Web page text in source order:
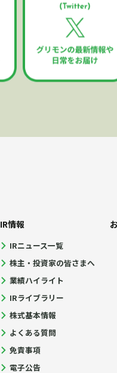
IR情報
IRニュース一覧
株主・投資家の皆さまへ
業績ハイライト
IRライブラリー
株式基本情報
よくある質問
免責事項
電子公告